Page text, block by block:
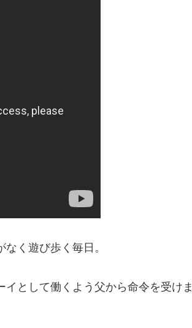
く遊び歩く毎日。
として働くよう父から命令を受けま